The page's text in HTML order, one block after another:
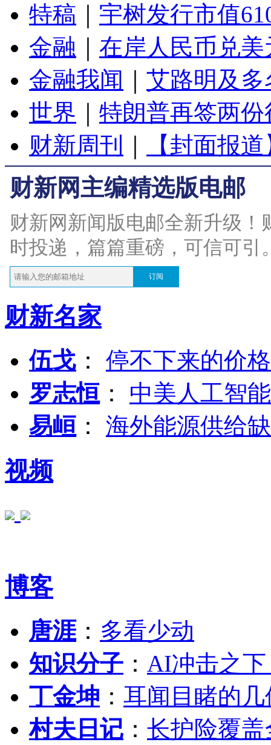
特稿
宇树发行市值
金融
在岸人民币兑
金融我闻
艾路明及
世界
特朗普再签两
财新周刊
【封面报
财新网主编精选版电邮
财新网新闻版电邮全新升级
时投递，篇篇重磅，可信可引
订阅
财新名家
伍戈 ： 停不下来的价
罗志恒 ： 中美人工智
易峘 ： 海外能源供给
视频
博客
唐涯： 多看少动
知识分子 ： AI冲击之
丁金坤 ： 耳闻目睹的
村夫日记 ： 长护险覆